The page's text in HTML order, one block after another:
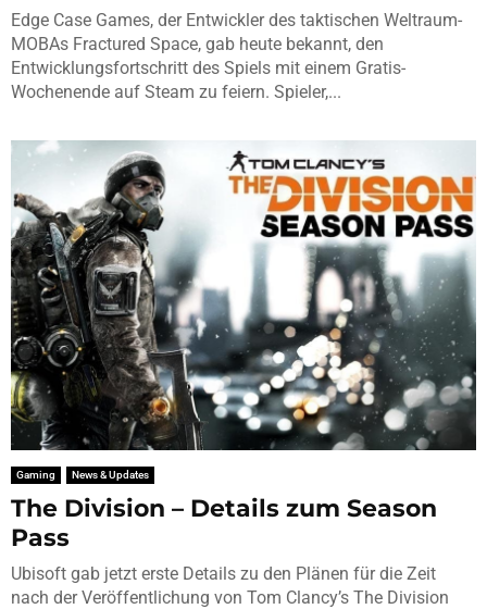
Edge Case Games, der Entwickler des taktischen Weltraum-
MOBAs Fractured Space, gab heute bekannt, den
Entwicklungsfortschritt des Spiels mit einem Gratis-
Wochenende auf Steam zu feiern. Spieler,...
Gaming News & Updates
The Division – Details zum Season
Pass
Ubisoft gab jetzt erste Details zu den Plänen für die Zeit
nach der Veröffentlichung von Tom Clancy’s The Division